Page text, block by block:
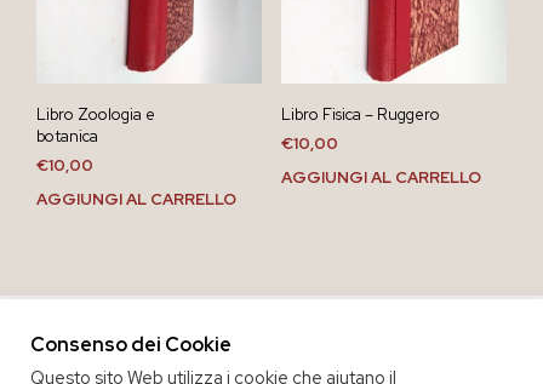
Libro Zoologia e
botanica
€10,00
AGGIUNGI AL CARRELLO
Libro Fisica – Ruggero
€10,00
AGGIUNGI AL CARRELLO
Consenso dei Cookie
Questo sito Web utilizza i cookie che aiutano il